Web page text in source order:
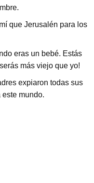
que Jerusalén para los
eras un bebé. Estás
más viejo que yo!
expiaron todas sus
mundo.